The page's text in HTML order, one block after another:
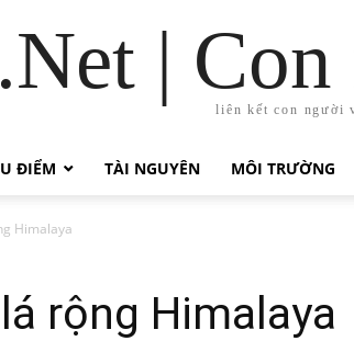
|
liên kết con người
ĐIỂM TÀI NGUYÊN MÔI TRƯỜNG
Himalaya
rộng Himalaya